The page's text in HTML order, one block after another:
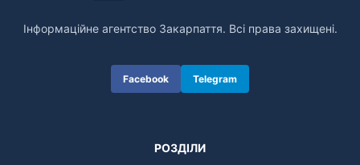
Інформаційне агентство Закарпаття. Всі права захищені.
Facebook Telegram
РОЗДІЛИ